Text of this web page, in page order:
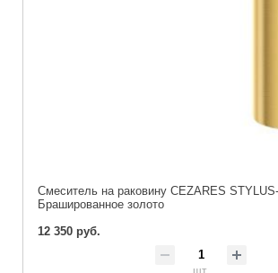
Смеситель на раковину CEZARES
Брашированное золото
12 350 руб.